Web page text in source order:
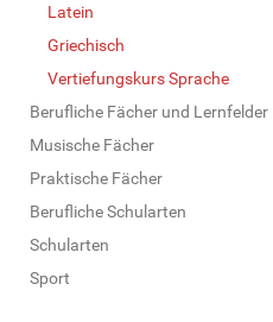
Latein
Griechisch
Vertiefungskurs Sprache
Berufliche Fächer und Lernfelder
Musische Fächer
Praktische Fächer
Berufliche Schularten
Schularten
Sport